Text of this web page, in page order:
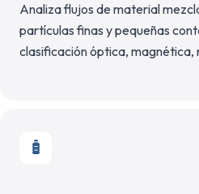
Analiza flujos de material
partículas finas y pequeñas
clasificación óptica, magnética,